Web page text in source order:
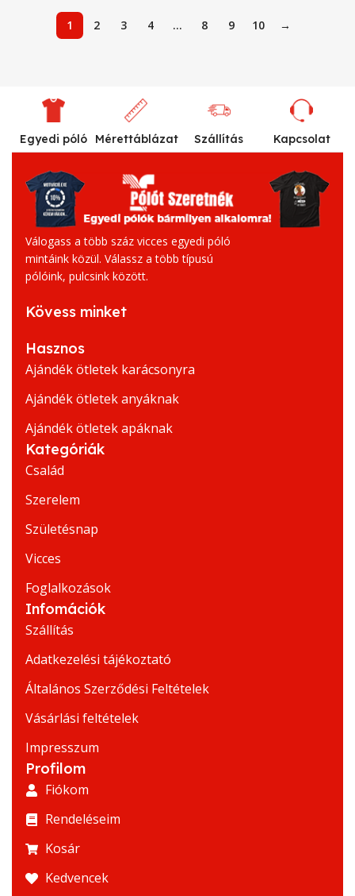
1 2 3 4 … 8 9 10 →
Egyedi póló Mérettáblázat Szállítás Kapcsolat
Válogass a több száz vicces egyedi póló
mintáink közül. Válassz a több típusú
pólóink, pulcsink között.
Kövess minket
Hasznos
Ajándék ötletek karácsonyra
Ajándék ötletek anyáknak
Ajándék ötletek apáknak
Kategóriák
Család
Szerelem
Születésnap
Vicces
Foglalkozások
Infomációk
Szállítás
Adatkezelési tájékoztató
Általános Szerződési Feltételek
Vásárlási feltételek
Impresszum
Profilom
Fiókom
Rendeléseim
Kosár
Kedvencek